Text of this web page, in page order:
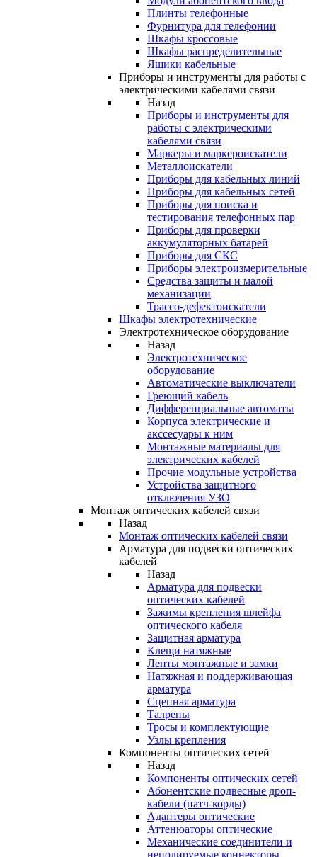
Плинты телефонные
Фурнитура для телефонии
Шкафы кроссовые
Шкафы распределительные
Ящики кабельные
Приборы и инструменты для работы с
электрическими кабелями связи
Назад
Приборы и инструменты для
работы с электрическими
кабелями связи
Маркеры и маркероискатели
Металлоискатели
Приборы для кабельных линий
Приборы для кабельных сетей
Приборы для поиска и
тестирования телефонных пар
Приборы для проверки
аккумуляторных батарей
Приборы для СКС
Приборы электроизмерительные
Средства защиты и малой
механизации
Трассо-дефектоискатели
Шкафы электротехнические
Электротехническое оборудование
Назад
Электротехническое
оборудование
Автоматические выключатели
Греющий кабель
Дифференциальные автоматы
Корпуса электрические и
акссесуары к ним
Монтажные материалы для
электрических кабелей
Прочие модульные устройства
Устройства защитного
отключения УЗО
Монтаж оптических кабелей связи
Назад
Монтаж оптических кабелей связи
Арматура для подвески оптических
кабелей
Назад
Арматура для подвески
оптических кабелей
Зажимы крепления шлейфа
оптического кабеля
Защитная арматура
Клещи натяжные
Ленты монтажные и замки
Натяжная и поддерживающая
арматура
Сцепная арматура
Талрепы
Тросы и комплектующие
Узлы крепления
Компоненты оптических сетей
Назад
Компоненты оптических сетей
Абонентские подвесные дроп-
кабели (патч-корды)
Адаптеры оптические
Аттенюаторы оптические
Механические соединители и
неполируемые коннекторы